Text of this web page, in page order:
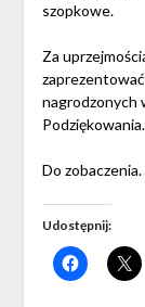
szopkowe.
Za
nagrodzonych
Podziękowania.
Do zobaczenia.
Udostępnij: